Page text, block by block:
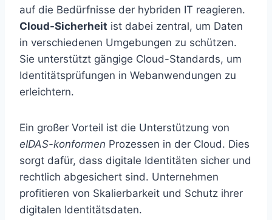
auf die Bedürfnisse der hybriden IT reagieren.
Cloud-Sicherheit ist dabei zentral, um Daten
in verschiedenen Umgebungen zu schützen.
Sie unterstützt gängige Cloud-Standards, um
Identitätsprüfungen in Webanwendungen zu
erleichtern.
Ein großer Vorteil ist die Unterstützung von
eIDAS-konformen Prozessen in der Cloud. Dies
sorgt dafür, dass digitale Identitäten sicher und
rechtlich abgesichert sind. Unternehmen
profitieren von Skalierbarkeit und Schutz ihrer
digitalen Identitätsdaten.